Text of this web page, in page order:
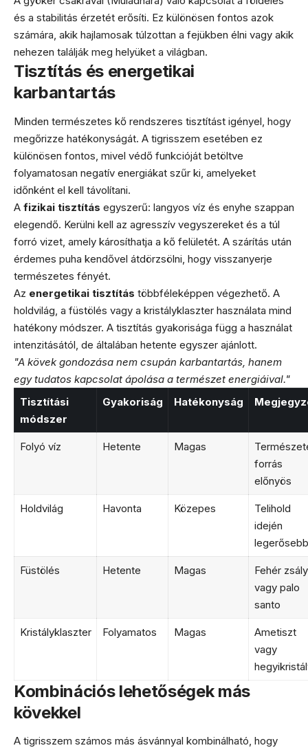
és a stabilitás érzetét erősíti. Ez különösen fontos azok
számára, akik hajlamosak túlzottan a fejükben élni vagy akik
nehezen találják meg helyüket a világban.
Tisztítás és energetikai
karbantartás
Minden természetes kő rendszeres tisztítást igényel, hogy
megőrizze hatékonyságát. A tigrisszem esetében ez
különösen fontos, mivel védő funkcióját betöltve
folyamatosan negatív energiákat szűr ki, amelyeket
időnként el kell távolítani.
A fizikai tisztítás egyszerű: langyos víz és enyhe szappan
elegendő. Kerülni kell az agresszív vegyszereket és a túl
forró vizet, amely károsíthatja a kő felületét. A szárítás után
érdemes puha kendővel átdörzsölni, hogy visszanyerje
természetes fényét.
Az energetikai tisztítás többféleképpen végezhető. A
holdvilág, a füstölés vagy a kristályklaszter használata mind
hatékony módszer. A tisztítás gyakorisága függ a használat
intenzitásától, de általában hetente egyszer ajánlott.
"A kövek gondozása nem csupán karbantartás, hanem
egy tudatos kapcsolat ápolása a természet energiáival."
Tisztítási
módszer
Gyakoriság Hatékonyság
Folyó víz Hetente Magas
forrás
előnyös
Holdvilág Havonta Közepes
Telihold
idején
legerősebb
Füstölés Hetente Magas
Fehér
vagy palo
santo
Kristályklaszter Folyamatos Magas
Ametiszt
vagy
Kombinációs lehetőségek más
kövekkel
A tigrisszem számos más ásvánnyal kombinálható, hogy